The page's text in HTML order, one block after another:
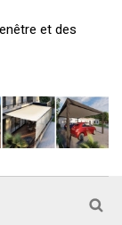
et des